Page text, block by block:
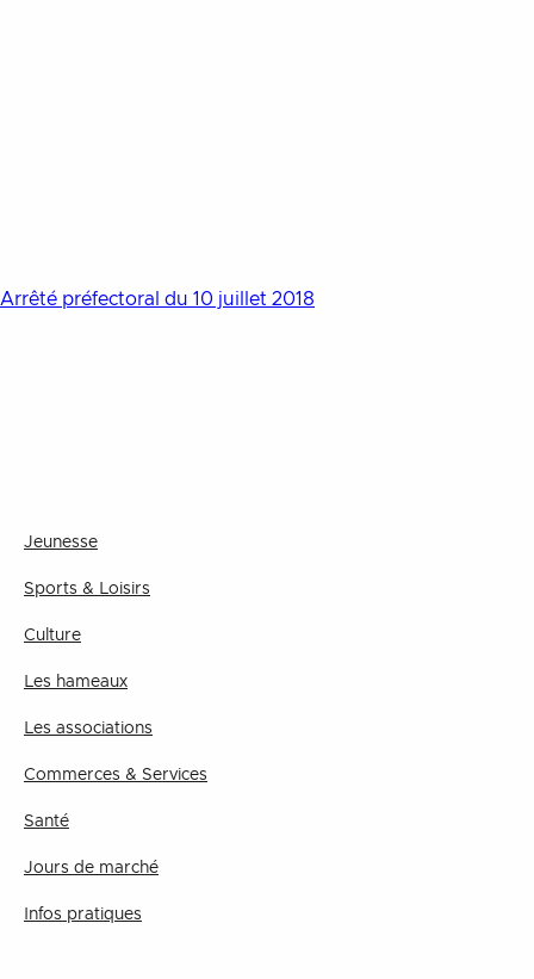
Arrêté préfectoral du 10 juillet 2018
Jeunesse
Sports & Loisirs
Culture
Les hameaux
Les associations
Commerces & Services
Santé
Jours de marché
Infos pratiques